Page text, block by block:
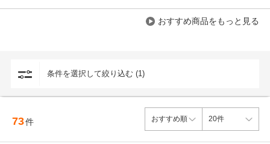
おすすめ商品をもっと見る
条件を選択して絞り込む (1)
73件